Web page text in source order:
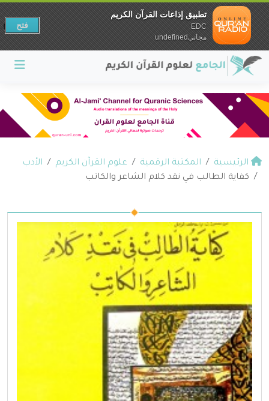
الرئيسية المكتبة الرقمية علوم القرآن الكريم
الأدب
كفاية الطالب في نقد كلام الشاعر والكاتب
تطبيق إذاعات القرآن الكريم
EDC
مجانيundefined
فتح